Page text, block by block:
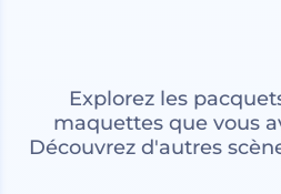
Explorez les
maquettes que vous
Découvrez d'autres